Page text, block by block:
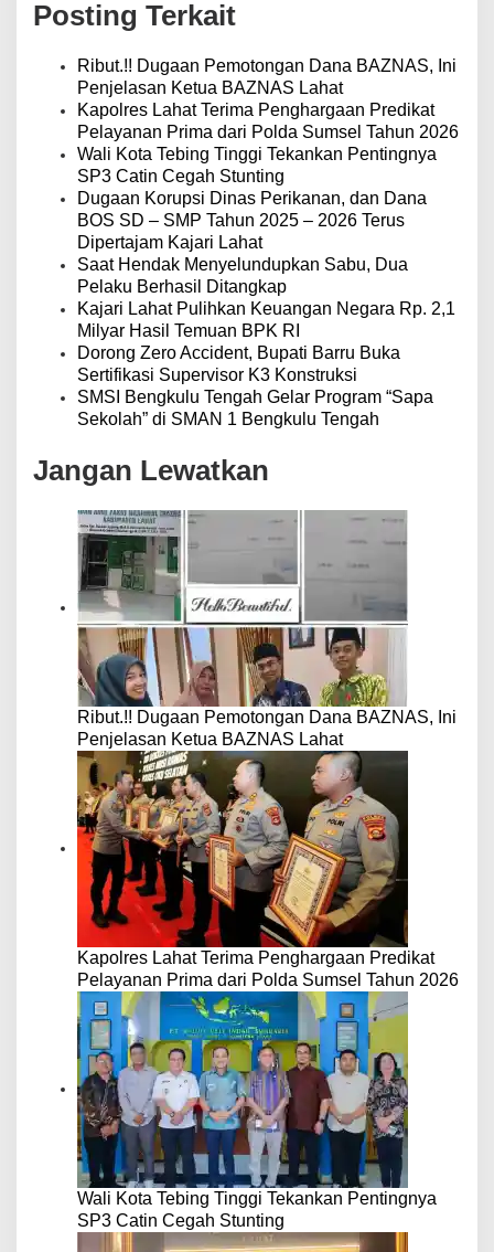
i
Posting Terkait
Ribut.!! Dugaan Pemotongan Dana BAZNAS, Ini
Penjelasan Ketua BAZNAS Lahat
Kapolres Lahat Terima Penghargaan Predikat
Pelayanan Prima dari Polda Sumsel Tahun 2026
Wali Kota Tebing Tinggi Tekankan Pentingnya
SP3 Catin Cegah Stunting
Dugaan Korupsi Dinas Perikanan, dan Dana
BOS SD – SMP Tahun 2025 – 2026 Terus
Dipertajam Kajari Lahat
Saat Hendak Menyelundupkan Sabu, Dua
Pelaku Berhasil Ditangkap
Kajari Lahat Pulihkan Keuangan Negara Rp. 2,1
Milyar Hasil Temuan BPK RI
Dorong Zero Accident, Bupati Barru Buka
Sertifikasi Supervisor K3 Konstruksi
SMSI Bengkulu Tengah Gelar Program “Sapa
Sekolah” di SMAN 1 Bengkulu Tengah
Jangan Lewatkan
Ribut.!! Dugaan Pemotongan Dana BAZNAS, Ini
Penjelasan Ketua BAZNAS Lahat
Kapolres Lahat Terima Penghargaan Predikat
Pelayanan Prima dari Polda Sumsel Tahun 2026
Wali Kota Tebing Tinggi Tekankan Pentingnya
SP3 Catin Cegah Stunting